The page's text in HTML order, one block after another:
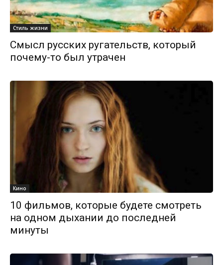
Стиль жизни
Смысл русских ругательств, который
почему-то был утрачен
Кино
10 фильмов, которые будете смотреть
на одном дыхании до последней
минуты